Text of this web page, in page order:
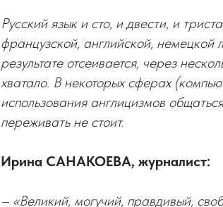
Русский язык и сто, и двести, и
французской, английской, немецкой
результате отсеивается, через
хватало. В некоторых сферах
использования англицизмов
переживать не стоит.
Ирина САНАКОЕВА, журналист:
– «Великий, могучий, правдивый,